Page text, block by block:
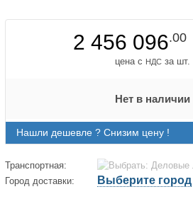
2 456 096.00
цена с НДС за шт.
Нет в наличии
Нашли дешевле ? Снизим цену !
Транспортная:
Город доставки:
Выберите город